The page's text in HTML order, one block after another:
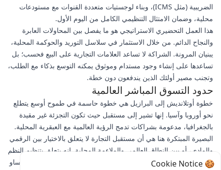
الضريبية (مثل ICMS)، وبناء لوجستيات متعددة القنوات مع مستودعات
محلية، وضمان الامتثال التنظيمي الكامل من اليوم الأول.
هذا العمل التحضيري الاستراتيجي هو ما يفصل بين المحاولات العابرة
والنجاح الدائم. من خلال الاستثمار في سلاسل التوريد والحوكمة المحلية،
يبنيان المرونة. الشراكة لا تساعد العلامات التجارية على البيع فحسب؛ بل
تساعدها على إنشاء وجود مستدام وموثوق يمكنه التوسع بذكاء مع الطلب،
وتجنب مصير أولئك الذين يندفعون دون خطة.
حدود التسوق المباشر العالمية
خطوة أوتلانديش إلى البرازيل هي خطوة حاسمة في طموح أوسع يتطلع
نحو أوروبا وآسيا. إنها تشير إلى مستقبل حيث تكون التجزئة غير مقيدة
بالجغرافيا، مدعومة بشراكات تدمج الرؤية العالمية مع العبقرية المحلية.
البصيرة المبتكرة هنا هي أن مستقبل التجارة لا يتعلق بالاختيار بين الرقمي
والمادي، أو بين النطاق العالمي والملاءمة المحلية. إنه يتعلق بتنظيم النظم
البيئية—مثل تلك التي تربط استوديو في سانتا مونيكا ببث مباشر في ساو
🍪 Cookie Notice